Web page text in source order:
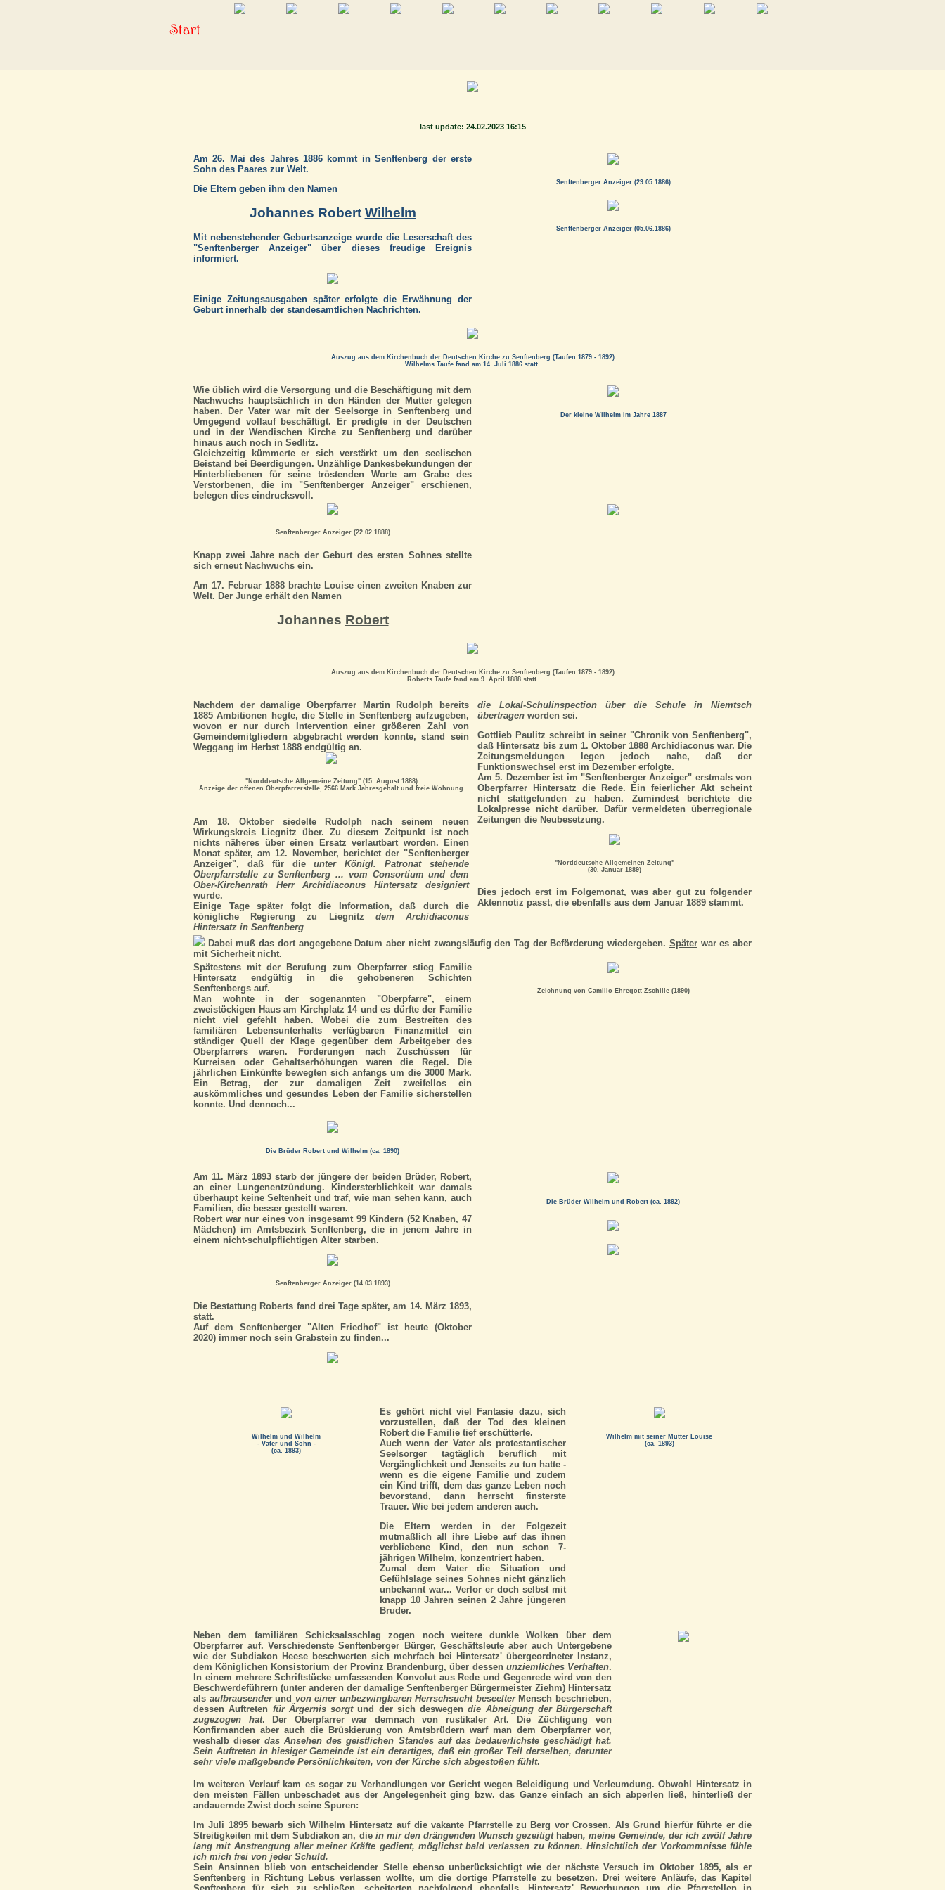
last update: 24.02.2023 16:15
Am 26. Mai des Jahres 1886 kommt in Senftenberg der erste
Sohn des Paares zur Welt.
Die Eltern geben ihm den Namen
Johannes Robert Wilhelm
Mit nebenstehender Geburtsanzeige wurde die Leserschaft des
"Senftenberger Anzeiger" über dieses freudige Ereignis
informiert.
Einige Zeitungsausgaben später erfolgte die Erwähnung der
Geburt innerhalb der standesamtlichen Nachrichten.
Senftenberger Anzeiger (29.05.1886)
Senftenberger Anzeiger (05.06.1886)
Auszug aus dem Kirchenbuch der Deutschen Kirche zu Senftenberg (Taufen 1879 - 1892)
Wilhelms Taufe fand am 14. Juli 1886 statt.
Wie üblich wird die Versorgung und die Beschäftigung mit dem
Nachwuchs hauptsächlich in den Händen der Mutter gelegen
haben. Der Vater war mit der Seelsorge in Senftenberg und
Umgegend vollauf beschäftigt. Er predigte in der Deutschen
und in der Wendischen Kirche zu Senftenberg und darüber
hinaus auch noch in Sedlitz.
Gleichzeitig kümmerte er sich verstärkt um den seelischen
Beistand bei Beerdigungen. Unzählige Dankesbekundungen der
Hinterbliebenen für seine tröstenden Worte am Grabe des
Verstorbenen, die im "Senftenberger Anzeiger" erschienen,
belegen dies eindrucksvoll.
Der kleine Wilhelm im Jahre 1887
Senftenberger Anzeiger (22.02.1888)
Knapp zwei Jahre nach der Geburt des ersten Sohnes stellte
sich erneut Nachwuchs ein.
Am 17. Februar 1888 brachte Louise einen zweiten Knaben zur
Welt. Der Junge erhält den Namen
Johannes Robert
Auszug aus dem Kirchenbuch der Deutschen Kirche zu Senftenberg (Taufen 1879 - 1892)
Roberts Taufe fand am 9. April 1888 statt.
Nachdem der damalige Oberpfarrer Martin Rudolph bereits
1885 Ambitionen hegte, die Stelle in Senftenberg aufzugeben,
wovon er nur durch Intervention einer größeren Zahl von
Gemeindemitgliedern abgebracht werden konnte, stand sein
Weggang im Herbst 1888 endgültig an.
"Norddeutsche Allgemeine Zeitung" (15. August 1888)
Anzeige der offenen Oberpfarrerstelle, 2566 Mark Jahresgehalt und freie Wohnung
Am 18. Oktober siedelte Rudolph nach seinem neuen
Wirkungskreis Liegnitz über. Zu diesem Zeitpunkt ist noch
nichts näheres über einen Ersatz verlautbart worden. Einen
Monat später, am 12. November, berichtet der "Senftenberger
Anzeiger", daß für dieunter Königl. Patronat stehende
Oberpfarrstelle zu Senftenberg ... vom Consortium und dem
Ober-Kirchenrath Herr Archidiaconus Hintersatz designiert
wurde.
Einige Tage später folgt die Information, daß durch die
königliche Regierung zu Liegnitz dem Archidiaconus
Hintersatz in Senftenberg
die Lokal-Schulinspection über die Schule in Niemtsch
übertragen worden sei.
Gottlieb Paulitz schreibt in seiner "Chronik von Senftenberg",
daß Hintersatz bis zum 1. Oktober 1888 Archidiaconus war. Die
Zeitungsmeldungen legen jedoch nahe, daß der
Funktionswechsel erst im Dezember erfolgte.
Am 5. Dezember ist im "Senftenberger Anzeiger" erstmals von
Oberpfarrer Hintersatz die Rede. Ein feierlicher Akt scheint
nicht stattgefunden zu haben. Zumindest berichtete die
Lokalpresse nicht darüber. Dafür vermeldeten überregionale
Zeitungen die Neubesetzung.
"Norddeutsche Allgemeinen Zeitung"
(30. Januar 1889)
Dies jedoch erst im Folgemonat, was aber gut zu folgender
Aktennotiz passt, die ebenfalls aus dem Januar 1889 stammt.
Dabei muß das dort angegebene Datum aber nicht zwangsläufig den Tag der Beförderung wiedergeben. Späterwar es aber
mit Sicherheit nicht.
Spätestens mit der Berufung zum Oberpfarrer stieg Familie
Hintersatz endgültig in die gehobeneren Schichten
Senftenbergs auf.
Man wohnte in der sogenannten "Oberpfarre", einem
zweistöckigen Haus am Kirchplatz 14 und es dürfte der Familie
nicht viel gefehlt haben. Wobei die zum Bestreiten des
familiären Lebensunterhalts verfügbaren Finanzmittel ein
ständiger Quell der Klage gegenüber dem Arbeitgeber des
Oberpfarrers waren. Forderungen nach Zuschüssen für
Kurreisen oder Gehaltserhöhungen waren die Regel. Die
jährlichen Einkünfte bewegten sich anfangs um die 3000 Mark.
Ein Betrag, der zur damaligen Zeit zweifellos ein
auskömmliches und gesundes Leben der Familie sicherstellen
konnte. Und dennoch...
Die Brüder Robert und Wilhelm (ca. 1890)
Zeichnung von Camillo Ehregott Zschille (1890)
Am 11. März 1893 starb der jüngere der beiden Brüder, Robert,
an einer Lungenentzündung. Kindersterblichkeit war damals
überhaupt keine Seltenheit und traf, wie man sehen kann, auch
Familien, die besser gestellt waren.
Robert war nur eines von insgesamt 99 Kindern (52 Knaben, 47
Mädchen) im Amtsbezirk Senftenberg, die in jenem Jahre in
einem nicht-schulpflichtigen Alter starben.
Senftenberger Anzeiger (14.03.1893)
Die Bestattung Roberts fand drei Tage später, am 14. März 1893,
statt.
Auf dem Senftenberger "Alten Friedhof" ist heute (Oktober
2020) immer noch sein Grabstein zu finden...
Die Brüder Wilhelm und Robert (ca. 1892)
Wilhelm und Wilhelm
- Vater und Sohn -
(ca. 1893)
Es gehört nicht viel Fantasie dazu, sich
vorzustellen, daß der Tod des kleinen
Robert die Familie tief erschütterte.
Auch wenn der Vater als protestantischer
Seelsorger tagtäglich beruflich mit
Vergänglichkeit und Jenseits zu tun hatte -
wenn es die eigene Familie und zudem
ein Kind trifft, dem das ganze Leben noch
bevorstand, dann herrscht finsterste
Trauer. Wie bei jedem anderen auch.
Die Eltern werden in der Folgezeit
mutmaßlich all ihre Liebe auf das ihnen
verbliebene Kind, den nun schon 7-
jährigen Wilhelm, konzentriert haben.
Zumal dem Vater die Situation und
Gefühlslage seines Sohnes nicht gänzlich
unbekannt war... Verlor er doch selbst mit
knapp 10 Jahren seinen 2 Jahre jüngeren
Bruder.
Wilhelm mit seiner Mutter Louise
(ca. 1893)
Neben dem familiären Schicksalsschlag zogen noch weitere dunkle Wolken über dem
Oberpfarrer auf. Verschiedenste Senftenberger Bürger, Geschäftsleute aber auch Untergebene
wie der Subdiakon Heese beschwerten sich mehrfach bei Hintersatz' übergeordneter Instanz,
dem Königlichen Konsistorium der Provinz Brandenburg, über dessen unziemliches Verhalten.
In einem mehrere Schriftstücke umfassenden Konvolut aus Rede und Gegenrede wird von den
Beschwerdeführern (unter anderen der damalige Senftenberger Bürgermeister Ziehm) Hintersatz
als aufbrausenderund von einer unbezwingbaren Herrschsucht beseelterMensch beschrieben,
dessen Auftreten für Ärgernis sorgtund der sich deswegendie Abneigung der Bürgerschaft
zugezogen hat. Der Oberpfarrer war demnach von rustikaler Art. Die Züchtigung von
Konfirmanden aber auch die Brüskierung von Amtsbrüdern warf man dem Oberpfarrer vor,
weshalb dieserdas Ansehen des geistlichen Standes auf das bedauerlichste geschädigt hat.
Sein Auftreten in hiesiger Gemeinde ist ein derartiges, daß ein großer Teil derselben, darunter
sehr viele maßgebende Persönlichkeiten, von der Kirche sich abgestoßen fühlt.
Im weiteren Verlauf kam es sogar zu Verhandlungen vor Gericht wegen Beleidigung und Verleumdung. Obwohl Hintersatz in
den meisten Fällen unbeschadet aus der Angelegenheit ging bzw. das Ganze einfach an sich abperlen ließ, hinterließ der
andauernde Zwist doch seine Spuren:
Im Juli 1895 bewarb sich Wilhelm Hintersatz auf die vakante Pfarrstelle zu Berg vor Crossen. Als Grund hierfür führte er die
Streitigkeiten mit dem Subdiakon an, die in mir den drängenden Wunsch gezeitigthaben, meine Gemeinde, der ich zwölf Jahre
lang mit Anstrengung aller meiner Kräfte gedient, möglichst bald verlassen zu können. Hinsichtlich der Vorkommnisse fühle
ich mich frei von jeder Schuld.
Sein Ansinnen blieb von entscheidender Stelle ebenso unberücksichtigt wie der nächste Versuch im Oktober 1895, als er
Senftenberg in Richtung Lebus verlassen wollte, um die dortige Pfarrstelle zu besetzen. Drei weitere Anläufe, das Kapitel